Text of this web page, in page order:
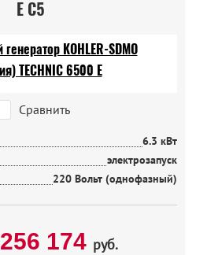
E C5
Сравнить
6.3 кВт
электрозапуск
220 Вольт (однофазный)
256 174 руб.